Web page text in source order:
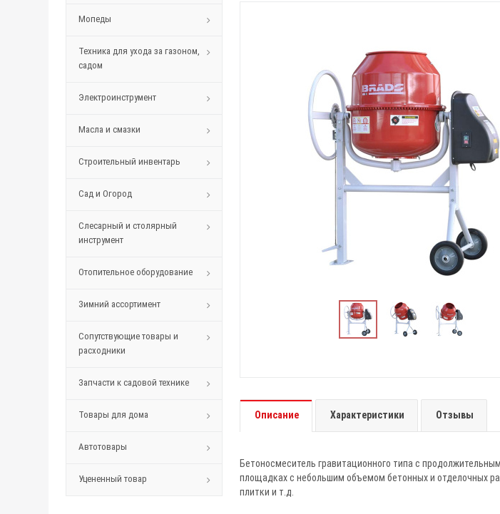
Мопеды
Техника для ухода за газоном,
садом
Электроинструмент
Масла и смазки
Строительный инвентарь
Сад и Огород
Слесарный и столярный
инструмент
Отопительное оборудование
Зимний ассортимент
Сопутствующие товары и
расходники
Запчасти к садовой технике
Товары для дома
Автотовары
Уцененный товар
Описание Характеристики Отзывы
Бетоносмеситель гравитационного типа с
площадках с небольшим объемом бетонных и отделочных
плитки и т.д.